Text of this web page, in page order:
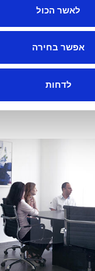
לאשר הכול
אפשר בחירה
לדחות